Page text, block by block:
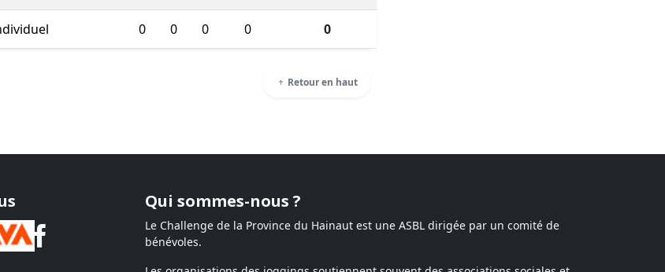
0 0 0 0 0
Retour en haut
Qui sommes-nous ?
Le Challenge de la Province du Hainaut est une ASBL dirigée par un comité de
bénévoles.